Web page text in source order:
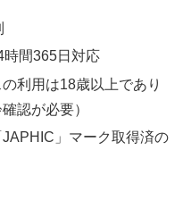
時間365日対応
利用は18歳以上であり
認が必要）
」マーク取得済の